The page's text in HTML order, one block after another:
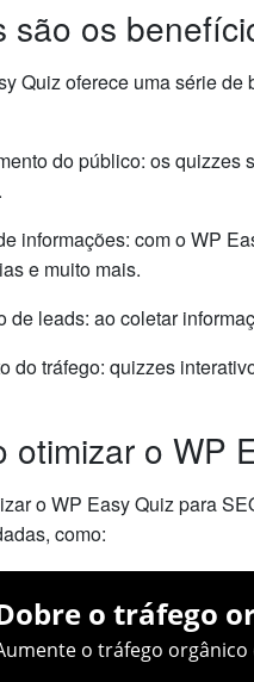
são os
Quiz oferece uma série
do público: os quizzes
informações: com o WP
e muito mais.
de leads: ao coletar
do tráfego: quizzes
otimizar o WP
o WP Easy Quiz para
como:
o tráfego
o tráfego orgânico